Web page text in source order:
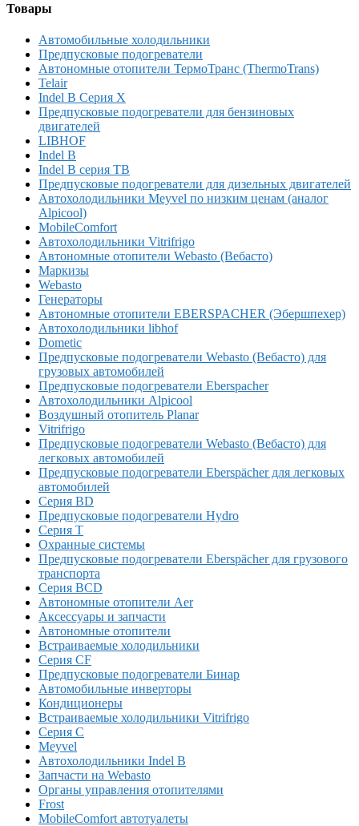
Товары
Автомобильные холодильники
Предпусковые подогреватели
Автономные отопители ТермоТранс (ThermoTrans)
Telair
Indel B Серия X
Предпусковые подогреватели для бензиновых
двигателей
LIBHOF
Indel B
Indel B серия TB
Предпусковые подогреватели для дизельных двигателей
Автохолодильники Meyvel по низким ценам (аналог
Alpicool)
MobileComfort
Автохолодильники Vitrifrigo
Автономные отопители Webasto (Вебасто)
Маркизы
Webasto
Генераторы
Автономные отопители EBERSPACHER (Эбершпехер)
Автохолодильники libhof
Dometic
Предпусковые подогреватели Webasto (Вебасто) для
грузовых автомобилей
Предпусковые подогреватели Eberspacher
Автохолодильники Alpicool
Воздушный отопитель Planar
Vitrifrigo
Предпусковые подогреватели Webasto (Вебасто) для
легковых автомобилей
Предпусковые подогреватели Eberspächer для легковых
автомобилей
Серия BD
Предпусковые подогреватели Hydro
Серия T
Охранные системы
Предпусковые подогреватели Eberspächer для грузового
транспорта
Серия BCD
Автономные отопители Аer
Аксессуары и запчасти
Автономные отопители
Встраиваемые холодильники
Серия CF
Предпусковые подогреватели Бинар
Автомобильные инверторы
Кондиционеры
Встраиваемые холодильники Vitrifrigo
Серия C
Meyvel
Автохолодильники Indel B
Запчасти на Webasto
Органы управления отопителями
Frost
MobileComfort автотуалеты